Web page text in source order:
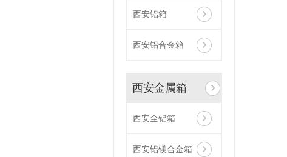
西安铝箱
西安铝合金箱
西安金属箱
西安全铝箱
西安铝镁合金箱